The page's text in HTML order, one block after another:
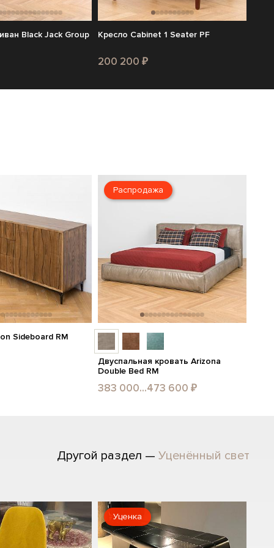
Black Jack Group Кресло Cabinet 1 Seater PF
200 200 ₽
Sideboard RM
Распродажа
Двуспальная кровать Arizona
Double Bed RM
383 000...473 600 ₽
Другой раздел — Уценённый свет
Уценка